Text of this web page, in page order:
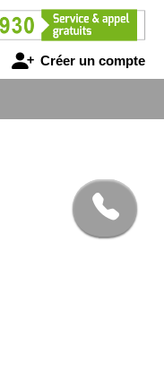
Créer un compte